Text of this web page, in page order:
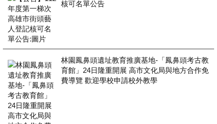
核可名單公告
林園鳳鼻頭遺址教育推廣基地-「鳳鼻頭考古教
育館」24日隆重開展 高市文化局與地方合作免
費導覽 歡迎學校申請校外教學